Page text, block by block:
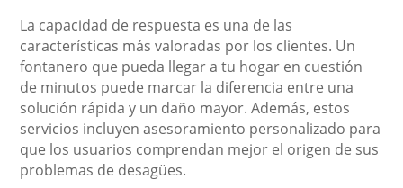
La capacidad de respuesta es una de las
características más valoradas por los clientes. Un
fontanero que pueda llegar a tu hogar en cuestión
de minutos puede marcar la diferencia entre una
solución rápida y un daño mayor. Además, estos
servicios incluyen asesoramiento personalizado para
que los usuarios comprendan mejor el origen de sus
problemas de desagües.